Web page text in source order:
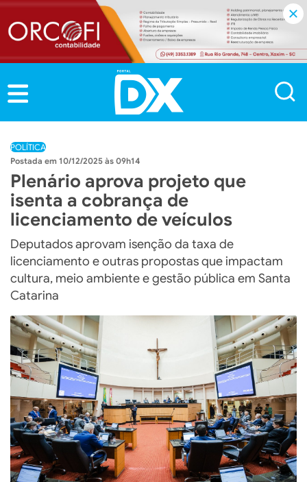
POLÍTICA
10/12/2025 às 09h14
Plenário aprova projeto que
isenta a cobrança de
licenciamento de veículos
Deputados aprovam isenção da taxa de
licenciamento e outras propostas que impactam
cultura, meio ambiente e gestão pública em Santa
Catarina